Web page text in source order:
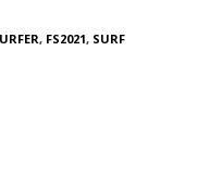
, FS2021, SURF